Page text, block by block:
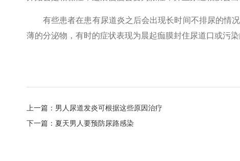
有些患者在患有尿道炎之后会出现长时间不排尿的情
薄的分泌物，有时的症状表现为晨起痂膜封住尿道口或污
上一篇： 男人尿道发炎可根据这些原因治疗
下一篇： 夏天男人要预防尿路感染